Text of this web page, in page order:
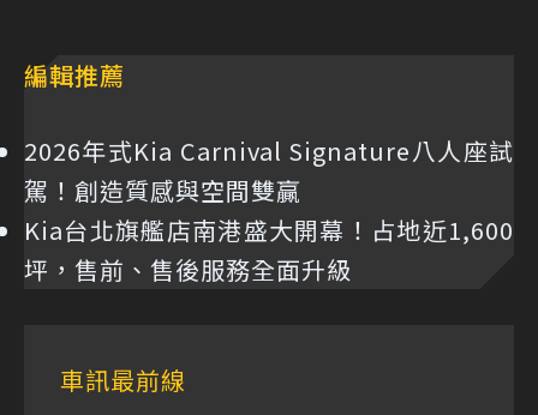
編輯推薦
2026年式Kia Carnival Signature八人座試
駕！創造質感與空間雙贏
Kia台北旗艦店南港盛大開幕！占地近1,600
坪，售前、售後服務全面升級
車訊最前線